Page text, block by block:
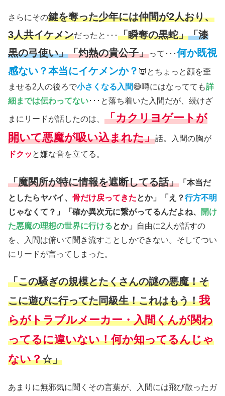
さらにその鍵を奪った少年には仲間が2人おり、
3人共イケメンだったと･･･「瞬奪の黒蛇」「漆
黒の弓使い」「灼熱の貴公子」って･･･何か既視
感ない？本当にイケメンか？ 👿とちょっと顔を歪
ませる2人の後ろで小さくなる入間😅噂にはなってても詳
細までは伝わってない･･･と落ち着いた入間だが、続けざ
まにリードが話したのは、 「カクリヨゲートが
開いて悪魔が吸い込まれた」話。入間の胸が
ドクッ と嫌な音を立てる。
「魔関所が特に情報を遮断してる話」 「本当だ
としたらヤバイ、 骨だけ戻ってきたとか」「え？行方不明
じゃなくて？」「確か異次元に繋がってるんだよね、
開け
た悪魔の理想の世界に行けるとか」
自由に2人が話すの
を、入間は俯いて聞き流すことしかできない。そしてつい
にリードが言ってしまった。
「この騒ぎの規模とたくさんの謎の悪魔！そ
こに遊びに行ってた同級生！これはもう！我
らがトラブルメーカー・入間くんが関わ
ってるに違いない！何か知ってるんじゃ
ない？☆」
あまりに無邪気に聞くその言葉が、入間には飛び散ったガ